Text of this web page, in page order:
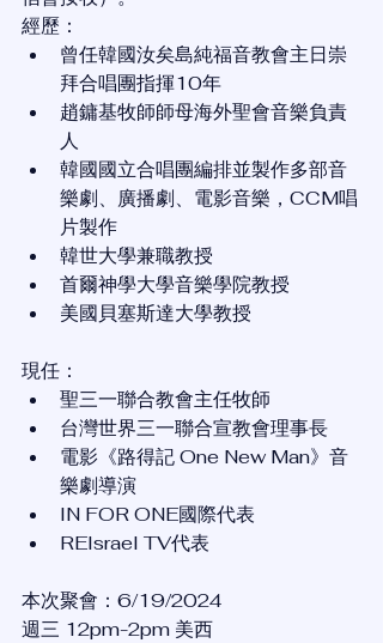
經歷：
曾任韓國汝矣島純福音教會主日崇
拜合唱團指揮10年
趙鏞基牧師師母海外聖會音樂負責
人
韓國國立合唱團編排並製作多部音
樂劇、廣播劇、電影音樂，CCM唱
片製作
韓世大學兼職教授
首爾神學大學音樂學院教授
美國貝塞斯達大學教授
現任：
聖三一聯合教會主任牧師
台灣世界三一聯合宣教會理事長
電影《路得記 One New Man》音
樂劇導演
IN FOR ONE國際代表
REIsrael TV代表
本次聚會：6/19/2024
週三 12pm-2pm 美西